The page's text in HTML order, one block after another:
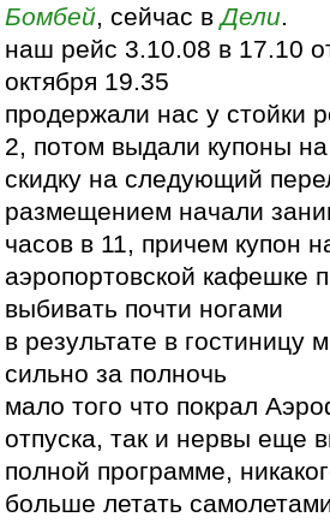
Бомбей, сейчас вДели.
наш рейс 3.10.08 в 17.10
октября 19.35
продержали нас у стойки
2, потом выдали купоны
скидку на следующий
размещением начали
часов в 11, причем купон
аэропортовской кафешке
выбивать почти ногами
в результате в гостиницу
сильно за полночь
мало того что покрал
отпуска, так и нервы еще
полной программе,
больше летать